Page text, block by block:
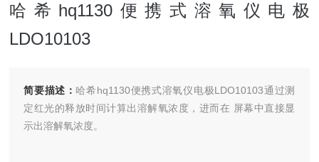
哈希hq1130便携式溶氧仪电极
LDO10103
简要描述： 哈希hq1130便携式溶氧仪电极LDO10103通过测
定红光的释放时间计算出溶解氧浓度，进而在 屏幕中直接显
示出溶解氧浓度。